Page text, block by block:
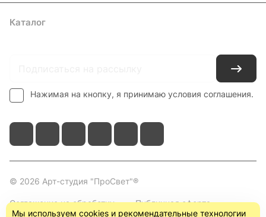
Каталог
Нажимая на кнопку, я принимаю условия соглашения.
© 2026 Арт-студия "ПроСвет"®
Соглашение на обработку
Публичная оферта
Мы используем cookies и рекомендательные технологии